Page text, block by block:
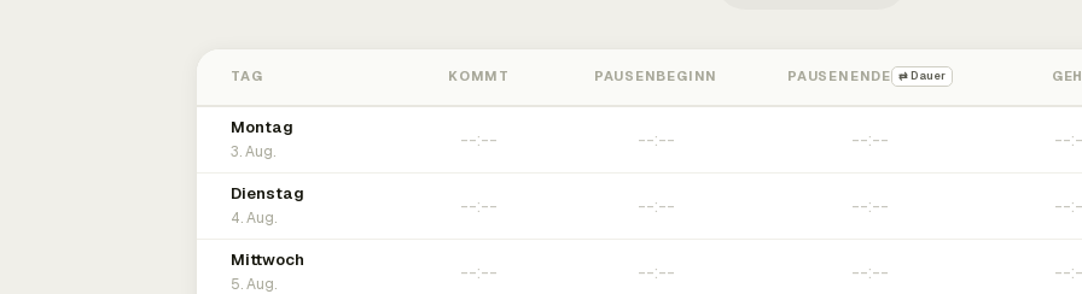
TAG KOMMT PAUSENBEGINN PAUSENENDE ⇄ Dauer
Montag
3. Aug.
Dienstag
4. Aug.
Mittwoch
5. Aug.